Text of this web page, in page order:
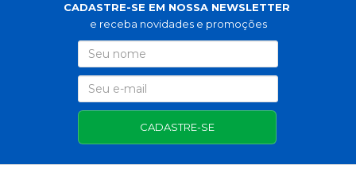
CADASTRE-SE EM NOSSA NEWSLETTER
e receba novidades e promoções
CADASTRE-SE